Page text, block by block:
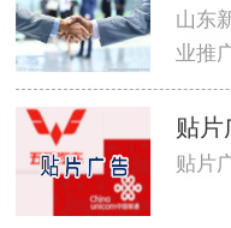
山东
业推
贴
贴片